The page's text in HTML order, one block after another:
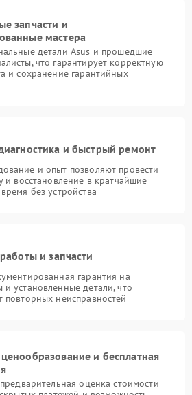
запчасти и
мастера
детали Asus и прошедшие
что гарантирует корректную
и сохранение гарантийных
и быстрый ремонт
и опыт позволяют провести
и восстановление в кратчайшие
без устройства
и запчасти
гарантия на
установленные детали, что
неисправностей
и бесплатная
оценка стоимости